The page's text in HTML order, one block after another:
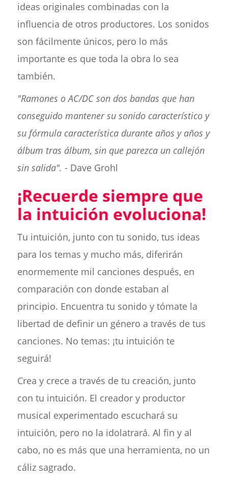
ideas originales combinadas con la
influencia de otros productores. Los sonidos
son fácilmente únicos, pero lo más
importante es que toda la obra lo sea
también.
"Ramones o AC/DC son dos bandas que han
conseguido mantener su sonido característico y
su fórmula característica durante años y años y
álbum tras álbum, sin que parezca un callejón
sin salida". - Dave Grohl
¡Recuerde siempre que
la intuición evoluciona!
Tu intuición, junto con tu sonido, tus ideas
para los temas y mucho más, diferirán
enormemente mil canciones después, en
comparación con donde estaban al
principio. Encuentra tu sonido y tómate la
libertad de definir un género a través de tus
canciones. No temas: ¡tu intuición te
seguirá!
Crea y crece a través de tu creación, junto
con tu intuición. El creador y productor
musical experimentado escuchará su
intuición, pero no la idolatrará. Al fin y al
cabo, no es más que una herramienta, no un
cáliz sagrado.